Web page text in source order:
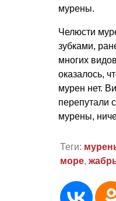
мурены.
Челюсти
зубками,
многих
оказалось,
мурен нет.
перепутали
мурены,
Теги:
море,